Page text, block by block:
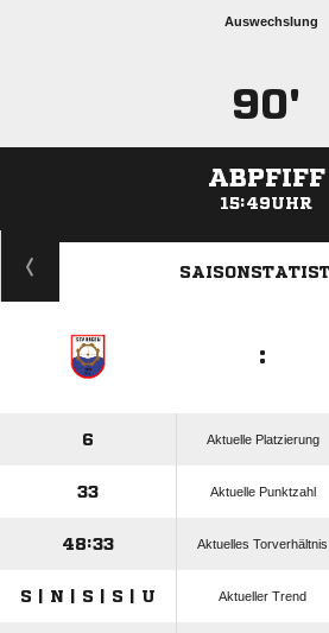
Auswechslung
90'
ABPFIFF
15:49UHR
ANZEIGE
:
6 Aktuelle Platzierung
33 Aktuelle Punktzahl
48:33 Aktuelles Torverhältnis
S | N | S | S | U Aktueller Trend